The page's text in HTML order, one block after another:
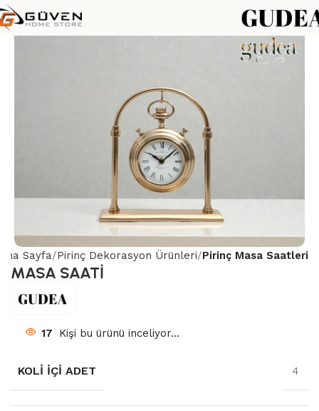
Sayfa Pirinç Dekorasyon Ürünleri Pirinç Masa Saatleri
MASA SAATİ
17 Kişi bu ürünü inceliyor...
KOLI İÇI ADET 4